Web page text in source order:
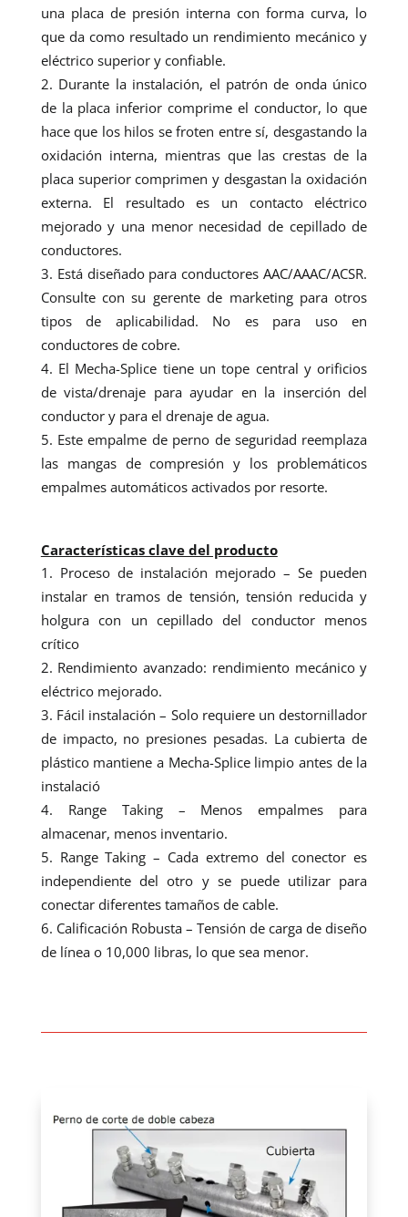
una placa de presión interna con forma curva, lo
que da como resultado un rendimiento mecánico y
eléctrico superior y confiable.
Durante la instalación, el patrón de onda único
de la placa inferior comprime el conductor, lo que
hace que los hilos se froten entre sí, desgastando la
oxidación interna, mientras que las crestas de la
placa superior comprimen y desgastan la oxidación
externa. El resultado es un contacto eléctrico
mejorado y una menor necesidad de cepillado de
conductores.
Está diseñado para conductores AAC/AAAC/ACSR.
Consulte con su gerente de marketing para otros
tipos de aplicabilidad. No es para uso en
conductores de cobre.
El Mecha-Splice tiene un tope central y orificios
de vista/drenaje para ayudar en la inserción del
conductor y para el drenaje de agua.
Este empalme de perno de seguridad reemplaza
las mangas de compresión y los problemáticos
empalmes automáticos activados por resorte.
Características clave del producto
Proceso de instalación mejorado – Se pueden
instalar en tramos de tensión, tensión reducida y
holgura con un cepillado del conductor menos
crítico
Rendimiento avanzado: rendimiento mecánico y
eléctrico mejorado.
Fácil instalación – Solo requiere un destornillador
de impacto, no presiones pesadas. La cubierta de
plástico mantiene a Mecha-Splice limpio antes de la
instalació
Range Taking – Menos empalmes para
almacenar, menos inventario.
Range Taking – Cada extremo del conector es
independiente del otro y se puede utilizar para
conectar diferentes tamaños de cable.
Calificación Robusta – Tensión de carga de diseño
de línea o 10,000 libras, lo que sea menor.